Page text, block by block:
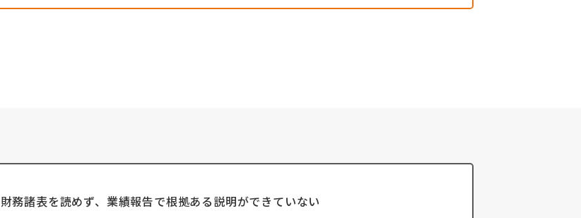
財務諸表を読めず、業績報告で根拠ある説明ができていない